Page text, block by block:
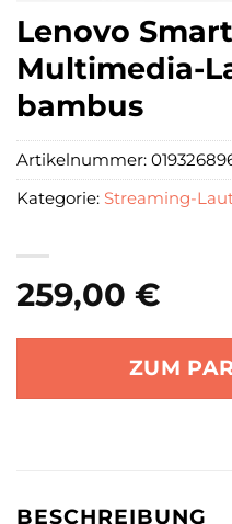
Lenovo
Multimedia-
bambus
259,00 €
ZUM
Artikelnummer:
Kategorie: Streaming-
BESCHREIBUNG